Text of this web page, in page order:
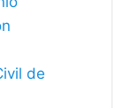
de